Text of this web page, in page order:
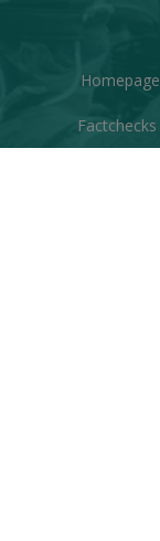
Homepage
Factchecks